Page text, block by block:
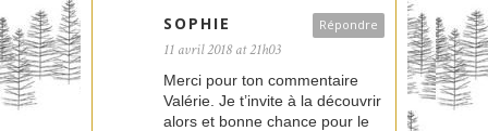
Répondre
SOPHIE
11 avril 2018 at 21h03
Merci pour ton commentaire
Valérie. Je t’invite à la découvrir
alors et bonne chance pour le